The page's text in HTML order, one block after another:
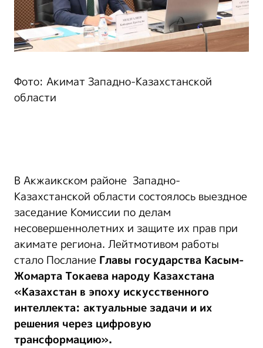
Фото: Акимат Западно-Казахстанской
области
В Акжаикском районе Западно-
Казахстанской области состоялось выездное
заседание Комиссии по делам
несовершеннолетних и защите их прав при
акимате региона. Лейтмотивом работы
стало Послание Главы государства Касым-
Жомарта Токаева народу Казахстана
«Казахстан в эпоху искусственного
интеллекта: актуальные задачи и их
решения через цифровую
трансформацию».